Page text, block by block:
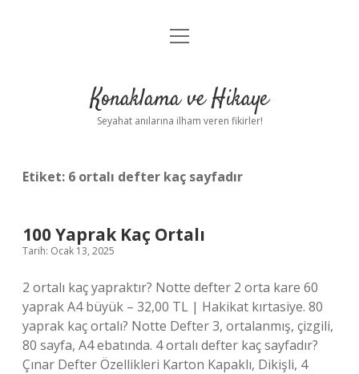
Anasayfa
Yasal Uyarı
menüyü
Konaklama ve Hikaye
Seyahat anılarına ilham veren fikirler!
Etiket: 6 ortalı defter kaç sayfadır
100 Yaprak Kaç Ortalı
Tarih: Ocak 13, 2025
2 ortalı kaç yapraktır? Notte defter 2 orta kare 60
yaprak A4 büyük – 32,00 TL | Hakikat kırtasiye. 80
yaprak kaç ortalı? Notte Defter 3, ortalanmış, çizgili,
80 sayfa, A4 ebatında. 4 ortalı defter kaç sayfadır?
Çınar Defter Özellikleri Karton Kapaklı, Dikişli, 4